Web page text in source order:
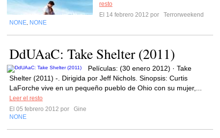
resto
El 14 febrero 2012 por
Terrorweekend
NONE NONE
DdUAaC: Take Shelter (2011)
Películas: (30 enero 2012) · Take
Shelter (2011) -. Dirigida por Jeff Nichols. Sinopsis: Curtis
LaForche vive en un pequeño pueblo de Ohio con su mujer,...
Leer el resto
El 05 febrero 2012 por
Gine
NONE